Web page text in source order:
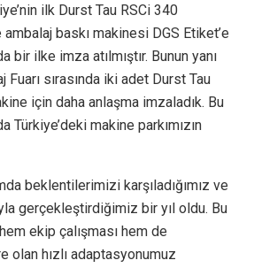
ilk Durst Tau RSCi 340
baskı makinesi DGS Etiket’e
bir ilke imza atılmıştır. Bunun yanı
Fuarı sırasında iki adet Durst Tau
için daha anlaşma imzaladık. Bu
Türkiye’deki makine parkımızın
beklentilerimizi karşıladığımız ve
gerçekleştirdiğimiz bir yıl oldu. Bu
hem ekip çalışması hem de
olan hızlı adaptasyonumuz